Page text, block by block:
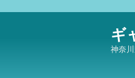
ギ
神奈